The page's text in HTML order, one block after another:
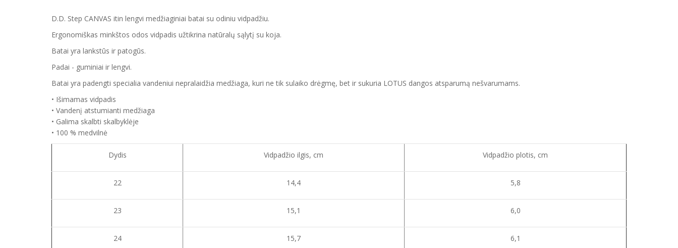
D.D. Step CANVAS itin lengvi medžiaginiai batai su odiniu vidpadžiu.
Ergonomiškas minkštos odos vidpadis užtikrina natūralų sąlytį su koja.
Batai yra lankstūs ir patogūs.
Padai - guminiai ir lengvi.
Batai yra padengti specialia vandeniui nepralaidžia medžiaga, kuri ne tik sulaiko drėgmę, bet ir sukuria LOTUS dangos atsparumą nešvarumams.
• Išimamas vidpadis
• Vandenį atstumianti medžiaga
• Galima skalbti skalbyklėje
• 100 % medvilnė
Dydis Vidpadžio ilgis, cm Vidpadžio plotis, cm
22 14,4 5,8
23 15,1 6,0
24 15,7 6,1